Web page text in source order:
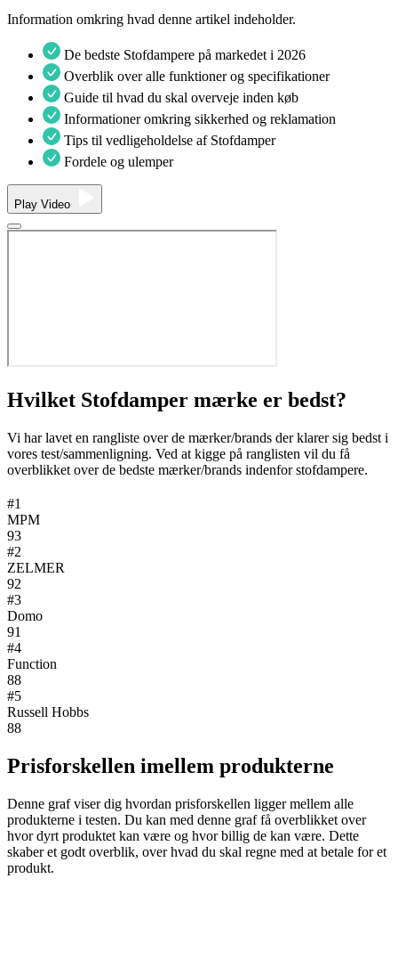
Information omkring hvad denne artikel indeholder.
De bedste Stofdampere på markedet i 2026
Overblik over alle funktioner og specifikationer
Guide til hvad du skal overveje inden køb
Informationer omkring sikkerhed og reklamation
Tips til vedligeholdelse af Stofdamper
Fordele og ulemper
Play Video
Hvilket Stofdamper mærke er bedst?
Vi har lavet en rangliste over de mærker/brands der klarer sig bedst i
vores test/sammenligning. Ved at kigge på ranglisten vil du få
overblikket over de bedste mærker/brands indenfor stofdampere.
#1
MPM
93
#2
ZELMER
92
#3
Domo
91
#4
Function
88
#5
Russell Hobbs
88
Prisforskellen imellem produkterne
Denne graf viser dig hvordan prisforskellen ligger mellem alle
produkterne i testen. Du kan med denne graf få overblikket over
hvor dyrt produktet kan være og hvor billig de kan være. Dette
skaber et godt overblik, over hvad du skal regne med at betale for et
produkt.